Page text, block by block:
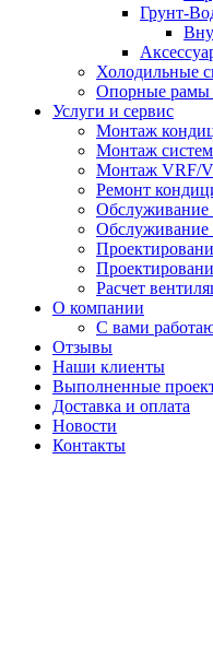
Грунт-
Холодильные
Опорные рамы
Услуги и сервис
Монтаж
Монтаж
Монтаж VRF/
Ремонт
Обслуживание
Обслуживание
Расчет
О компании
С вами
Отзывы
Наши клиенты
Выполненные
Доставка и оплата
Новости
Контакты